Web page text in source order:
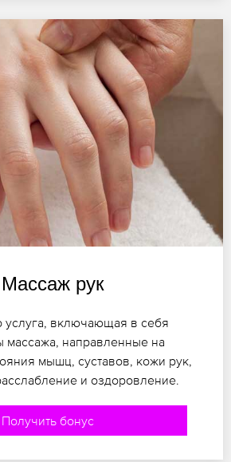
Массаж рук
услуга, включающая в себя
массажа, направленные на
мышц, суставов, кожи рук,
и оздоровление.
Получить бонус